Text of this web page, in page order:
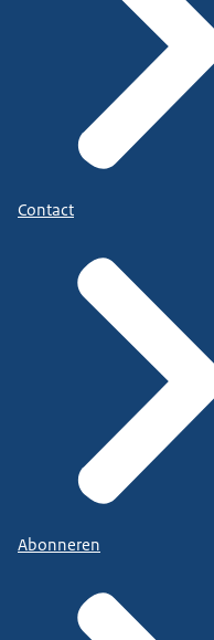
Contact
Abonneren